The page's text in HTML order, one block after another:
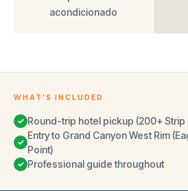
acondicionado
WHAT'S INCLUDED
✓ Round-trip hotel pickup (200+ Strip
✓
Entry to Grand Canyon West Rim
Point)
✓ Professional guide throughout